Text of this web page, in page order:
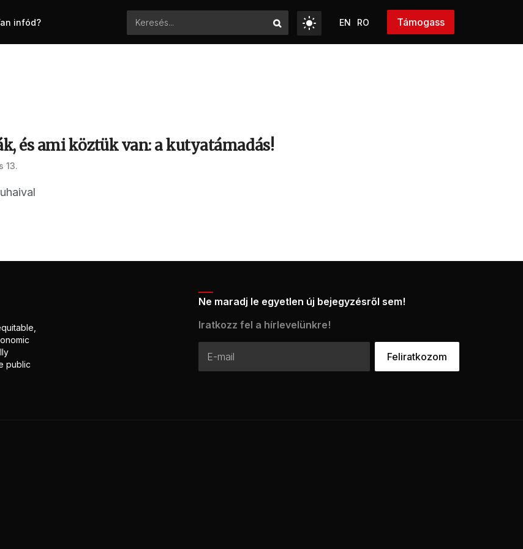
infód? EN RO Támogass
és ami köztük van: a kutyatámadás!
13.
public
Ne maradj le egyetlen új bejegyzésről sem!
Iratkozz fel a hírlevelünkre!